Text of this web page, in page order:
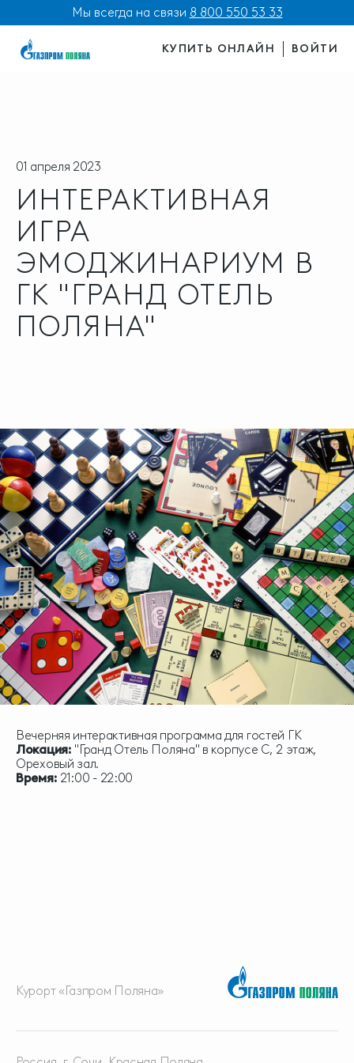
Мы всегда на связи 8 800 550 53 33
КУПИТЬ ОНЛАЙН ВОЙТИ
01 апреля 2023
ИНТЕРАКТИВНАЯ
ИГРА
ЭМОДЖИНАРИУМ В
ГК "ГРАНД ОТЕЛЬ
ПОЛЯНА"
Вечерняя интерактивная программа для гостей ГК
Локация: "Гранд Отель Поляна" в корпусе С, 2 этаж,
Ореховый зал.
Время: 21:00 - 22:00
Курорт «Газпром Поляна»